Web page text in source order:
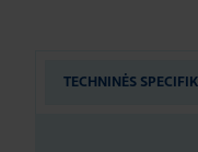
TECHNINĖS